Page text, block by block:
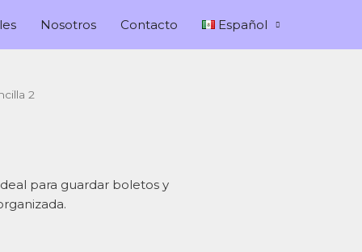
Nosotros Contacto Español
2
para guardar boletos y